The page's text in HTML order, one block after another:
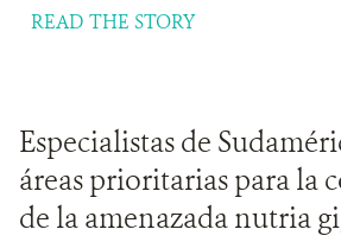
READ THE STORY
Especialistas de
áreas prioritarias para la
de la amenazada nutria